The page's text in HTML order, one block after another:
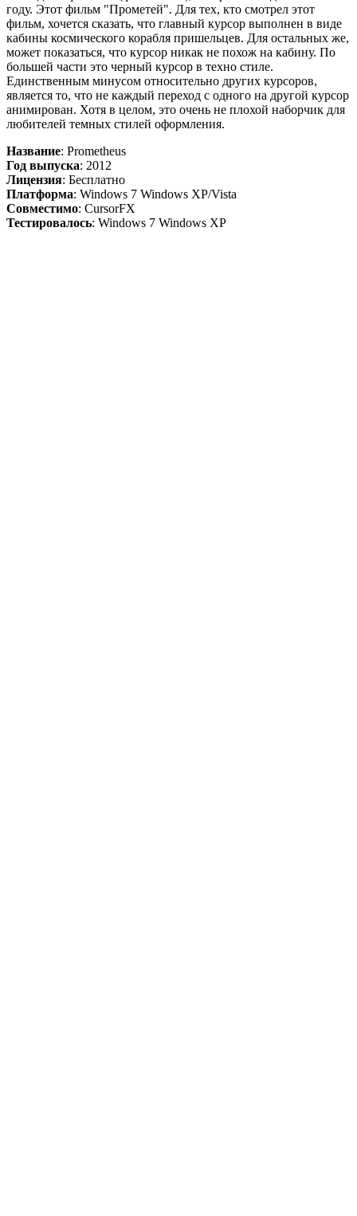
году. Этот фильм "Прометей". Для тех, кто смотрел этот
фильм, хочется сказать, что главный курсор выполнен в виде
кабины космического корабля пришельцев. Для остальных же,
может показаться, что курсор никак не похож на кабину. По
большей части это черный курсор в техно стиле.
Единственным минусом относительно других курсоров,
является то, что не каждый переход с одного на другой курсор
анимирован. Хотя в целом, это очень не плохой наборчик для
любителей темных стилей оформления.
Название: Prometheus
Год выпуска: 2012
Лицензия: Бесплатно
Платформа: Windows 7 Windows XP/Vista
Совместимо: CursorFX
Тестировалось: Windows 7 Windows XP